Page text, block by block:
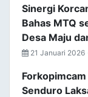
Sinergi
Bahas MTQ
Desa Maju
21 Januari 2026
Senduro